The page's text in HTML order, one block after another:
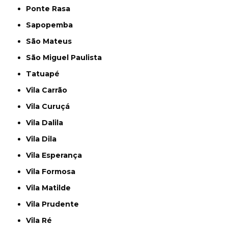
Ponte Rasa
Sapopemba
São Mateus
São Miguel Paulista
Tatuapé
Vila Carrão
Vila Curuçá
Vila Dalila
Vila Dila
Vila Esperança
Vila Formosa
Vila Matilde
Vila Prudente
Vila Ré